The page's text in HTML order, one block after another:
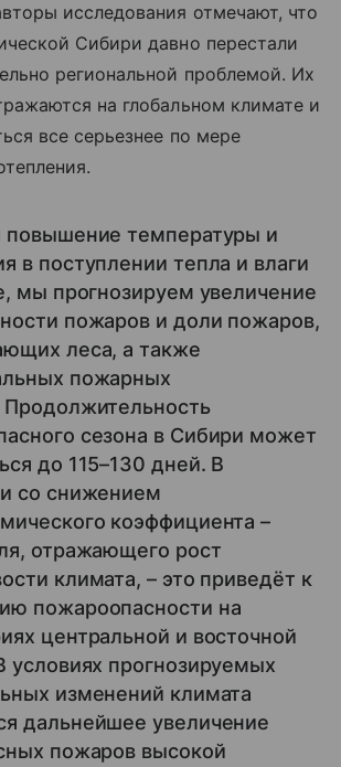
исследования отмечают, что
Сибири давно перестали
региональной проблемой. Их
на глобальном климате и
все серьезнее по мере
повышение температуры и
в поступлении тепла и влаги
мы прогнозируем увеличение
пожаров и доли пожаров,
леса, а также
пожарных
сезона в Сибири может
до 115–130 дней. В
со снижением
коэффициента –
отражающего рост
климата, – это приведёт к
пожароопасности на
центральной и восточной
условиях прогнозируемых
изменений климата
дальнейшее увеличение
пожаров высокой